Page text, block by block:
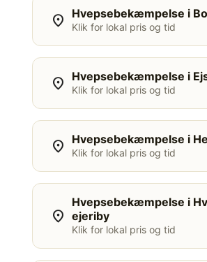
location_on Hvepsebekæmpelse i
Klik for lokal pris og tid
location_on Hvepsebekæmpelse i
Klik for lokal pris og tid
location_on Hvepsebekæmpelse i
Klik for lokal pris og tid
location_on
Hvepsebekæmpelse i
ejeriby
Klik for lokal pris og tid